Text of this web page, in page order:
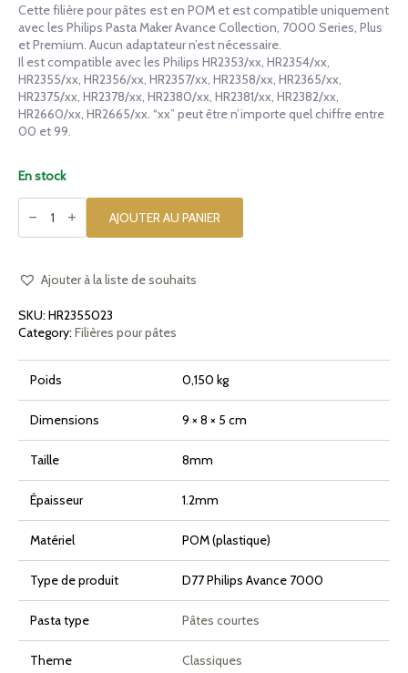
Cette filière pour pâtes est en POM et est compatible uniquement
avec les Philips Pasta Maker Avance Collection, 7000 Series, Plus
et Premium. Aucun adaptateur n’est nécessaire.
Il est compatible avec les Philips HR2353/xx, HR2354/xx,
HR2355/xx, HR2356/xx, HR2357/xx, HR2358/xx, HR2365/xx,
HR2375/xx, HR2378/xx, HR2380/xx, HR2381/xx, HR2382/xx,
HR2660/xx, HR2665/xx. “xx” peut être n’importe quel chiffre entre
00 et 99.
En stock
quantité
de
en
Caserecce
Pasta
Maker
Avance
et
Series
AJOUTER AU PANIER
Ajouter à la liste de souhaits
SKU: HR2355023
Category: Filières pour pâtes
Poids 0,150 kg
Dimensions 9 × 8 × 5 cm
Taille 8mm
Épaisseur 1.2mm
Matériel POM (plastique)
Type de produit D77 Philips Avance 7000
Pasta type Pâtes courtes
Theme Classiques